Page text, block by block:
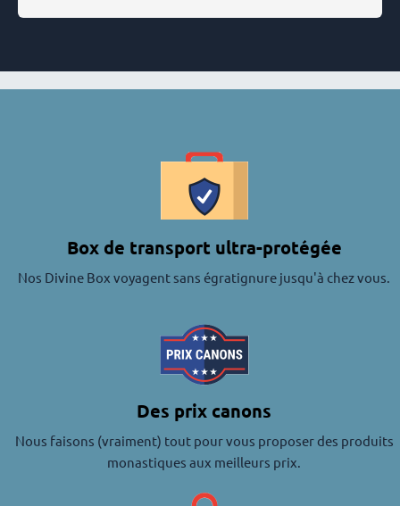
Box de transport ultra-protégée
Nos Divine Box voyagent sans égratignure jusqu'à chez vous.
Des prix canons
Nous faisons (vraiment) tout pour vous proposer des produits
monastiques aux meilleurs prix.